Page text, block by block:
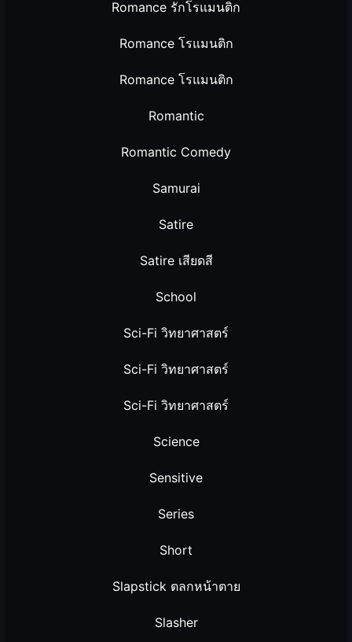
Romance รักโรแมนติก
Romance โรแมนติก
Romance โรแมนติก
Romantic
Romantic Comedy
Samurai
Satire
Satire เสียดสี
School
Sci-Fi วิทยาศาสตร์
Sci-Fi วิทยาศาสตร์
Sci-Fi วิทยาศาสตร์
Science
Sensitive
Series
Short
Slapstick ตลกหน้าตาย
Slasher